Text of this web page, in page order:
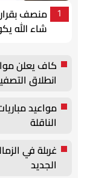
1
منصف
شاء الله
انطلاق
الناقلة
الجديد